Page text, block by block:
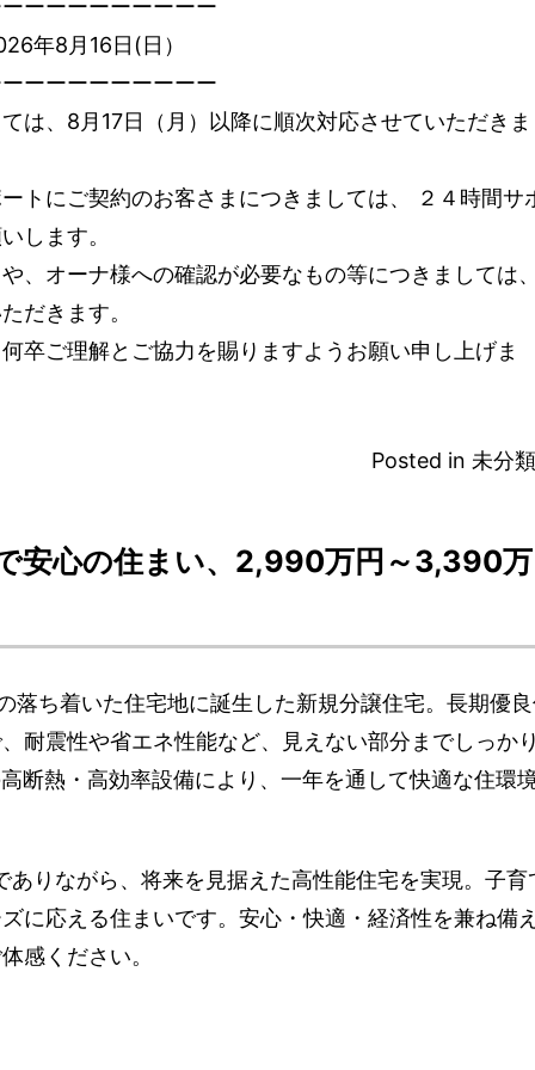
ーーーーーーーーー
年8月16日(日）
ーーーーーーーーー
は、8月17日（月）以降に順次対応させていただきま
トにご契約のお客さまにつきましては、 ２４時間サ
します。
、オーナ様への確認が必要なもの等につきましては、
だきます。
卒ご理解とご協力を賜りますようお願い申し上げま
Posted in 未分類
安心の住まい、2,990万円～3,390万
落ち着いた住宅地に誕生した新規分譲住宅。長期優
耐震性や省エネ性能など、見えない部分までしっかり
断熱・高効率設備により、一年を通して快適な住環
りながら、将来を見据えた高性能住宅を実現。子育
に応える住まいです。安心・快適・経済性を兼ね備え
感ください。